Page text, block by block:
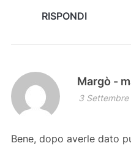
RISPONDI
Margò -
3 Settembre
Bene, dopo averle dato